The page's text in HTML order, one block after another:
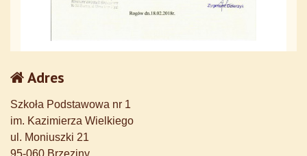
Adres
Szkoła Podstawowa nr 1
im. Kazimierza Wielkiego
ul. Moniuszki 21
95-060 Brzeziny